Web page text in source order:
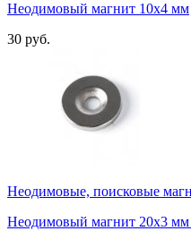
Неодимовый магнит 10х4 мм
30 руб.
Неодимовые, поисковые
Неодимовый магнит 20х3 мм